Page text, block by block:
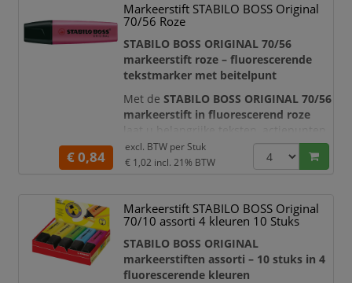
groen. Hierdoor kunt u onderwerpen,
prioriteiten, deadlines en actiepunten
overzichtelijk van elkaar
onderscheiden.
Ie
Markeerstift STABILO BOSS Original
70/56 Roze
STABILO BOSS ORIGINAL 70/56
markeerstift roze – fluorescerende
tekstmarker met beitelpunt
Met deSTABILO BOSS ORIGINAL 70/56
markeerstift in fluorescerend roze
en passages direct opvallen. Deze
klassieke tekstmarker is geschikt voor
heldere roze inkt zorgt voor een
opvallende markering, terwijl de
onderliggende tekst goed leesbaar b
€ 0,84
excl. BTW per Stuk
€ 1,02 incl. 21% BTW
Markeerstift STABILO BOSS Original
70/10 assorti 4 kleuren 10 Stuks
STABILO BOSS ORIGINAL
markeerstiften assorti – 10 stuks in 4
fluorescerende kleuren